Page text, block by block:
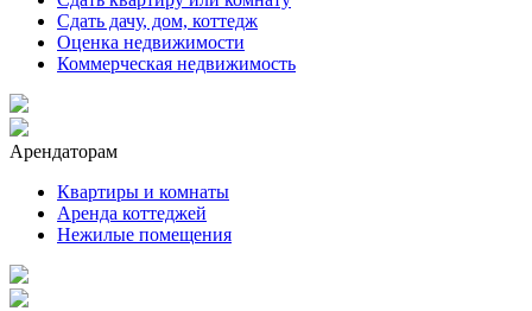
Сдать дачу, дом, коттедж
Оценка недвижимости
Коммерческая недвижимость
Арендаторам
Квартиры и комнаты
Аренда коттеджей
Нежилые помещения